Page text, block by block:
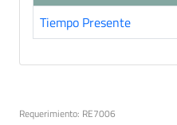
Tiempo Presente
Requerimiento: RE7006